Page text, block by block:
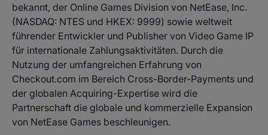
bekannt, der Online Games Division von NetEase, Inc.
(NASDAQ: NTES und HKEX: 9999) sowie weltweit
führender Entwickler und Publisher von Video Game IP
für internationale Zahlungsaktivitäten. Durch die
Nutzung der umfangreichen Erfahrung von
Checkout.com im Bereich Cross-Border-Payments und
der globalen Acquiring-Expertise wird die
Partnerschaft die globale und kommerzielle Expansion
von NetEase Games beschleunigen.